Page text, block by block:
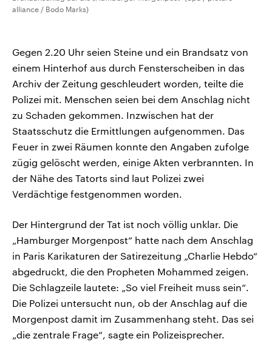
alliance / Bodo Marks)
Gegen 2.20 Uhr seien Steine und ein Brandsatz von
einem Hinterhof aus durch Fensterscheiben in das
Archiv der Zeitung geschleudert worden, teilte die
Polizei mit. Menschen seien bei dem Anschlag nicht
zu Schaden gekommen. Inzwischen hat der
Staatsschutz die Ermittlungen aufgenommen. Das
Feuer in zwei Räumen konnte den Angaben zufolge
zügig gelöscht werden, einige Akten verbrannten. In
der Nähe des Tatorts sind laut Polizei zwei
Verdächtige festgenommen worden.
Der Hintergrund der Tat ist noch völlig unklar. Die
„Hamburger Morgenpost“ hatte nach dem Anschlag
in Paris Karikaturen der Satirezeitung „Charlie Hebdo“
abgedruckt, die den Propheten Mohammed zeigen.
Die Schlagzeile lautete: „So viel Freiheit muss sein“.
Die Polizei untersucht nun, ob der Anschlag auf die
Morgenpost damit im Zusammenhang steht. Das sei
„die zentrale Frage“, sagte ein Polizeisprecher.